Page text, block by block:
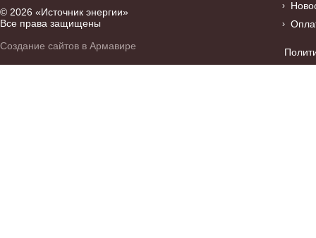
© 2026 «Источник энергии»
Все права защищены
Создание сайтов в Армавире